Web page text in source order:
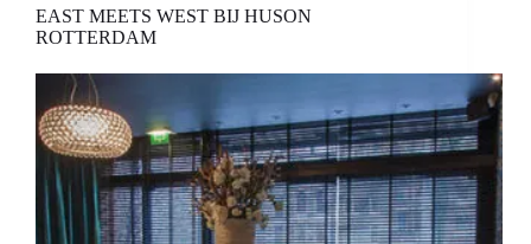
EAST MEETS WEST BIJ HUSON
ROTTERDAM